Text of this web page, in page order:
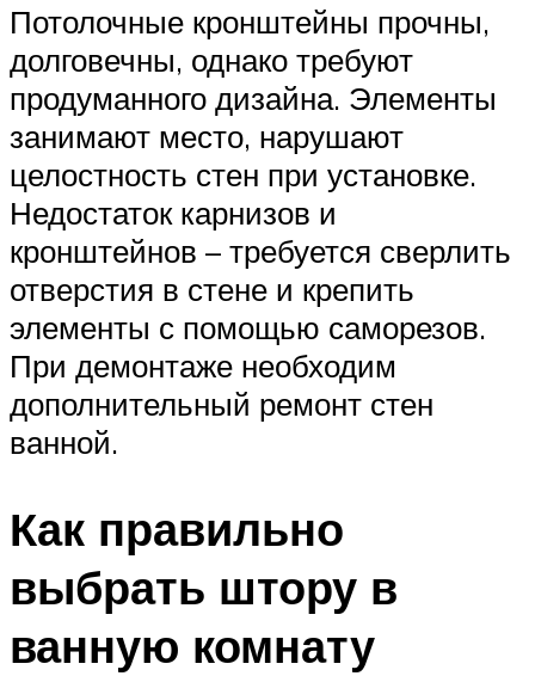
Потолочные кронштейны прочны,
долговечны, однако требуют
продуманного дизайна. Элементы
занимают место, нарушают
целостность стен при установке.
Недостаток карнизов и
кронштейнов – требуется сверлить
отверстия в стене и крепить
элементы с помощью саморезов.
При демонтаже необходим
дополнительный ремонт стен
ванной.
Как правильно
выбрать штору в
ванную комнату